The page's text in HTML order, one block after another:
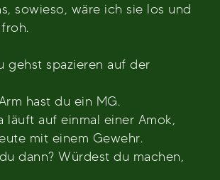
sowieso, wäre ich sie los und
gehst spazieren auf der
hast du ein MG.
läuft auf einmal einer Amok,
mit einem Gewehr.
dann? Würdest du machen,